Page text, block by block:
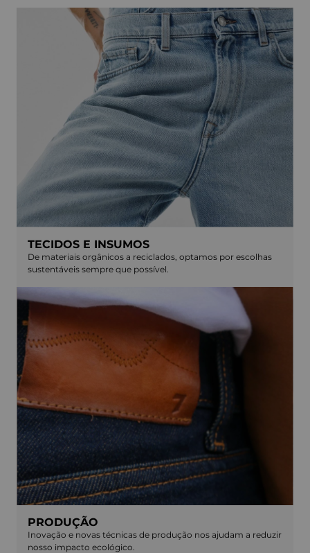
TECIDOS E INSUMOS
De materiais orgânicos a reciclados, optamos por escolhas
sustentáveis sempre que possível.
PRODUÇÃO
Inovação e novas técnicas de produção nos ajudam a reduzir
nosso impacto ecológico.